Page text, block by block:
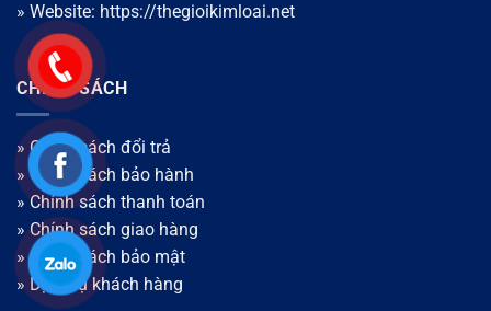
» Website: https://thegioikimloai.net
CHÍNH SÁCH
» Chính sách đổi trả
» Chính sách bảo hành
» Chính sách thanh toán
»Chính sách giao hàng
»Chính sách bảo mật
» Dịch vụ khách hàng